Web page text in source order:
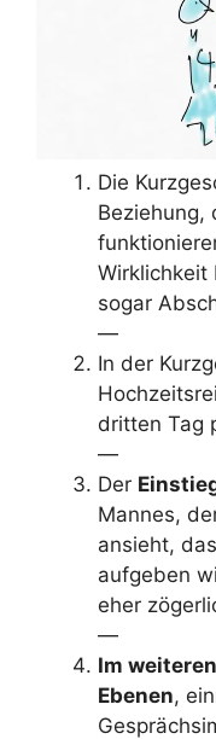
Die
Beziehung,
Wirklichkeit
sogar
—
In der
dritten Tag
—
Der
Mannes,
ansieht,
aufgeben
eher
—
Im
Ebenen,